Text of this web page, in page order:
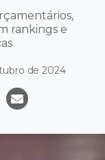
rankings e
de 2024